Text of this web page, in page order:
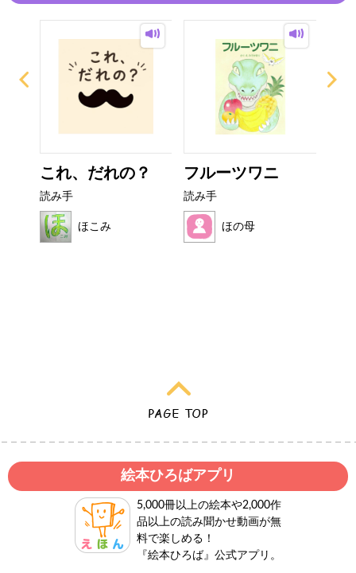
これ、だれの？
読み手
ほこみ
フルーツワニ
読み手
ほの母
絵本ひろばアプリ
5,000冊以上の絵本や2,000作
品以上の読み聞かせ動画が無
料で楽しめる！
『絵本ひろば』公式アプリ。